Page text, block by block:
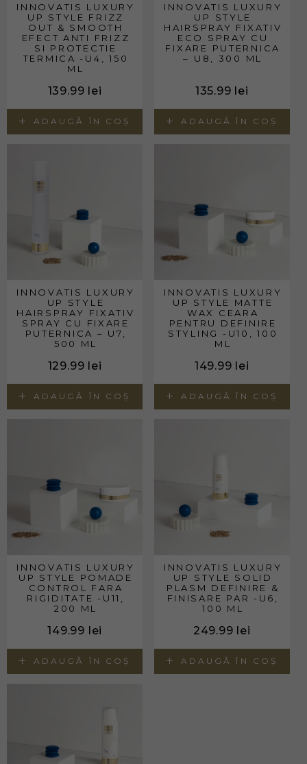
ADAUGĂ ÎN COȘ
INNOVATIS LUXURY
UP STYLE FRIZZ
OUT & SMOOTH
EFECT ANTI FRIZZ
SI PROTECTIE
TERMICA -U4, 150
ML
139.99 lei
ADAUGĂ ÎN COȘ
INNOVATIS LUXURY
UP STYLE
HAIRSPRAY FIXATIV
ECO SPRAY CU
FIXARE PUTERNICA
– U8, 300 ML
135.99 lei
ADAUGĂ ÎN COȘ
INNOVATIS LUXURY
UP STYLE
HAIRSPRAY FIXATIV
SPRAY CU FIXARE
PUTERNICA – U7,
500 ML
129.99 lei
ADAUGĂ ÎN COȘ
INNOVATIS LUXURY
UP STYLE MATTE
WAX CEARA
PENTRU DEFINIRE
STYLING -U10, 100
ML
149.99 lei
ADAUGĂ ÎN COȘ
INNOVATIS LUXURY
UP STYLE POMADE
CONTROL FARA
RIGIDITATE -U11,
200 ML
149.99 lei
ADAUGĂ ÎN COȘ
INNOVATIS LUXURY
UP STYLE SOLID
PLASM DEFINIRE &
FINISARE PAR -U6,
100 ML
249.99 lei